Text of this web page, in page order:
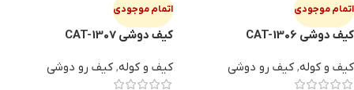
اتمام موجودی
کیف دوشی CAT-1306
کیف و کوله, کیف رو دوشی
اتمام موجودی
کیف دوشی CAT-1307
کیف و کوله, کیف رو دوشی